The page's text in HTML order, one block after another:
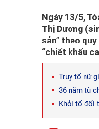
Ngày 13/5,
Thị Dương
sản” theo
“chiết khấu
Truy tố nữ
36 năm tù
Khởi tố đối